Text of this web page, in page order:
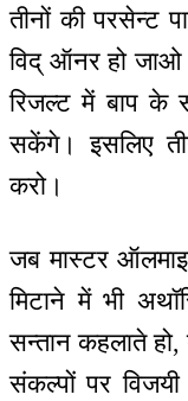
तीनों की परसेन्ट
विद् ऑनर हो जाओ
रिजल्ट में बाप के
सकेंगे। इसलिए
करो।
जब मास्टर
मिटाने में भी
सन्तान कहलाते
संकल्पों पर